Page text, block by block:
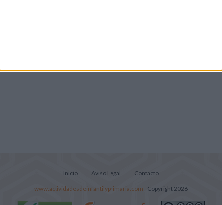
Inicio Aviso Legal Contacto
www.actividadesdeinfantilyprimaria.com - Copyright 2026